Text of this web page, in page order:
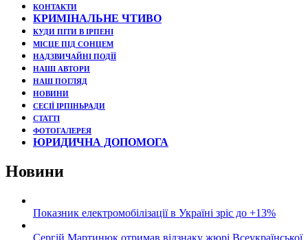
КОНТАКТИ
КРИМІНАЛЬНЕ ЧТИВО
КУДИ ПІТИ В ІРПЕНІ
МІСЦЕ ПІД СОНЦЕМ
НАДЗВИЧАЙНІ ПОДЇЇ
НАШІ АВТОРИ
НАШ ПОГЛЯД
НОВИНИ
СЕСІЇ ІРПІНЬРАДИ
СТАТТІ
ФОТОГАЛЕРЕЯ
ЮРИДИЧНА ДОПОМОГА
Новини
Показник електромобілізації в Україні зріс до +13%